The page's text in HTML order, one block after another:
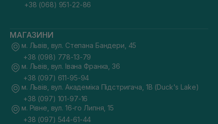
+38 (068) 951-22-86
МАГАЗИНИ
м. Львів, вул. Степана Бандери, 45
+38 (098) 778-13-79
м. Львів, вул. Івана Франка, 36
+38 (097) 611-95-94
м. Львів, вул. Академіка Підстригача, 1В (Duck's Lake)
+38 (097) 101-97-16
м. Рівне, вул. 16-го Липня, 15
+38 (097) 544-61-44